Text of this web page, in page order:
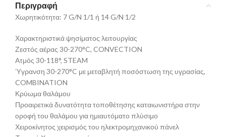
Περιγραφή
Χωρητικότητα: 7 G/N 1/1 ή 14 G/N 1/2
Χαρακτηριστικά ψησίματος λειτουργίας
Ζεστός αέρας 30-270°C, CONVECTION
Ατμός 30-118°, STEAM
Ύγρανση 30-270°C με μεταβλητή ποσόστωση της υγρασίας,
COMBINATION
Κρύωμα θαλάμου
Προαιρετικά δυνατότητα τοποθέτησης καταιωνιστήρα στην
οροφή του θαλάμου για ημιαυτόματο πλύσιμο
Χειροκίνητος χειρισμός του ηλεκτρομηχανικού πάνελ